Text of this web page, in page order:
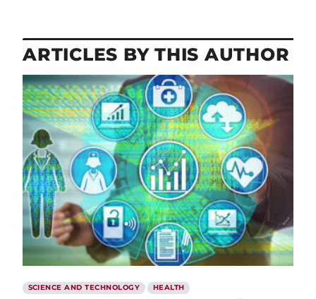
ARTICLES BY THIS AUTHOR
SCIENCE AND TECHNOLOGY HEALTH